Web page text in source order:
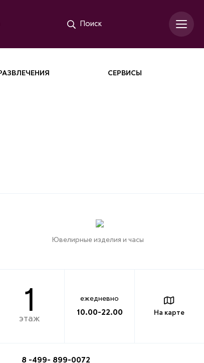
Поиск
СЕРВИСЫ
Ювелирные изделия и часы
1
этаж
ежедневно
10.00-22.00 На карте
8 -499- 899-0072